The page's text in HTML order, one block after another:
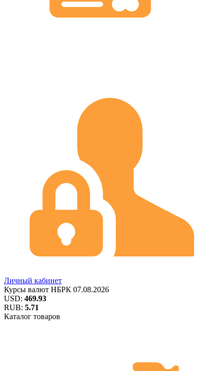
Личный кабинет
Курсы валют НБРК 07.08.2026
USD: 469.93
RUB: 5.71
Каталог товаров